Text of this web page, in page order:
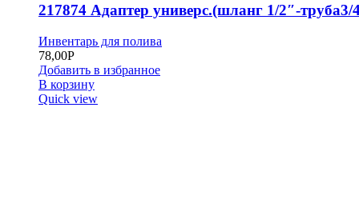
217874 Адаптер универс.(шланг 1/2″-труба3/
Инвентарь для полива
78,00Р
Добавить в избранное
В корзину
Quick view